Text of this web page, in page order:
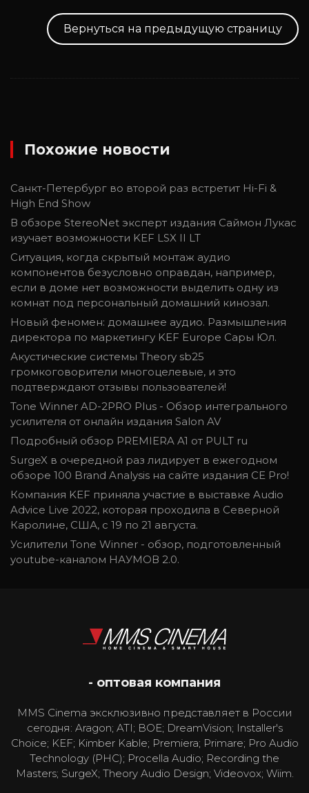
Вернуться на предыдущую страницу
Похожие новости
Санкт-Петербург во второй раз встретит Hi-Fi &
High End Show
В обзоре StereoNet эксперт издания Саймон Лукас
изучает возможности KEF LSX II LT
Ситуация, когда скрытый монтаж аудио
компонентов безусловно оправдан, например,
если в доме нет возможности выделить одну из
комнат под персональный домашний кинозал.
Новый феномен: домашнее аудио. Размышления
директора по маркетингу KEF Europe Сары Юл.
Акустические системы Theory sb25
громкоговорители многоцелевые, и это
подтверждают отзывы пользователей!
Tone Winner AD-2PRO Plus - Обзор интегрального
усилителя от онлайн издания Salon AV
Подробный обзор PREMIERA A1 от PULT ru
SurgeX в очередной раз лидирует в ежегодном
обзоре 100 Brand Analysis на сайте издания CE Pro!
Компания KEF приняла участие в выставке Audio
Advice Live 2022, которая проходила в Северной
Каролине, США, с 19 по 21 августа.
Усилители Tone Winner - обзор, подготовленный
youtube-каналом НАУМОВ 2.0.
- оптовая компания
MMS Cinema эксклюзивно представляет в России
сегодня: Aragon; ATI; BOE; DreamVision; Installer's
Choice; KEF; Kimber Kable; Premiera; Primare; Pro Audio
Technology (PHC); Procella Audio; Recording the
Masters; SurgeX; Theory Audio Design; Videovox; Wiim.